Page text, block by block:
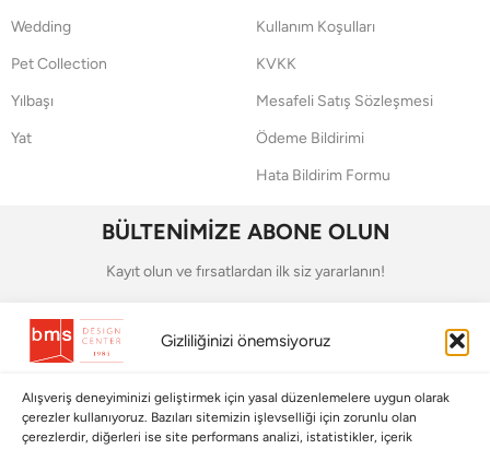
Gizliliğinizi önemsiyoruz
Alışveriş deneyiminizi geliştirmek için yasal düzenlemelere uygun olarak
çerezler kullanıyoruz. Bazıları sitemizin işlevselliği için zorunlu olan
çerezlerdir, diğerleri ise site performans analizi, istatistikler, içerik
Wedding
Pet Collection
Yılbaşı
Yat
Kullanım Koşulları
KVKK
Mesafeli Satış Sözleşmesi
Ödeme Bildirimi
Hata Bildirim Formu
BÜLTENİMİZE ABONE OLUN
Kayıt olun ve fırsatlardan ilk siz yararlanın!
Bültenimize Abone Olun